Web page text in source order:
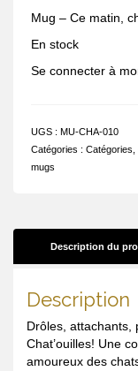
Mug – Ce matin,
En stock
Se connecter à
UGS : MU-CHA-010
Catégories : Catégories
mugs
Description du
Description
Drôles, attachants,
Chat’ouilles! Une
amoureux des